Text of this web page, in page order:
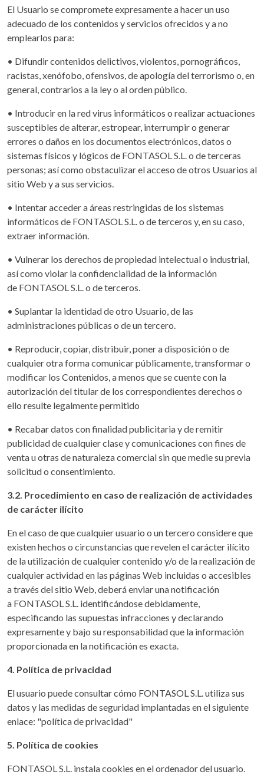
El Usuario se compromete expresamente a hacer un uso
adecuado de los contenidos y servicios ofrecidos y a no
emplearlos para:
• Difundir contenidos delictivos, violentos, pornográficos,
racistas, xenófobo, ofensivos, de apología del terrorismo o, en
general, contrarios a la ley o al orden público.
• Introducir en la red virus informáticos o realizar actuaciones
susceptibles de alterar, estropear, interrumpir o generar
errores o daños en los documentos electrónicos, datos o
sistemas físicos y lógicos de FONTASOL S.L. o de terceras
personas; así como obstaculizar el acceso de otros Usuarios al
sitio Web y a sus servicios.
• Intentar acceder a áreas restringidas de los sistemas
informáticos de FONTASOL S.L. o de terceros y, en su caso,
extraer información.
• Vulnerar los derechos de propiedad intelectual o industrial,
así como violar la confidencialidad de la información
de FONTASOL S.L. o de terceros.
• Suplantar la identidad de otro Usuario, de las
administraciones públicas o de un tercero.
• Reproducir, copiar, distribuir, poner a disposición o de
cualquier otra forma comunicar públicamente, transformar o
modificar los Contenidos, a menos que se cuente con la
autorización del titular de los correspondientes derechos o
ello resulte legalmente permitido
• Recabar datos con finalidad publicitaria y de remitir
publicidad de cualquier clase y comunicaciones con fines de
venta u otras de naturaleza comercial sin que medie su previa
solicitud o consentimiento.
3.2. Procedimiento en caso de realización de actividades
de carácter ilícito
En el caso de que cualquier usuario o un tercero considere que
existen hechos o circunstancias que revelen el carácter ilícito
de la utilización de cualquier contenido y/o de la realización de
cualquier actividad en las páginas Web incluidas o accesibles
a través del sitio Web, deberá enviar una notificación
a FONTASOL S.L. identificándose debidamente,
especificando las supuestas infracciones y declarando
expresamente y bajo su responsabilidad que la información
proporcionada en la notificación es exacta.
4. Política de privacidad
El usuario puede consultar cómo FONTASOL S.L. utiliza sus
datos y las medidas de seguridad implantadas en el siguiente
enlace: "política de privacidad"
5. Política de cookies
FONTASOL S.L. instala cookies en el ordenador del usuario.